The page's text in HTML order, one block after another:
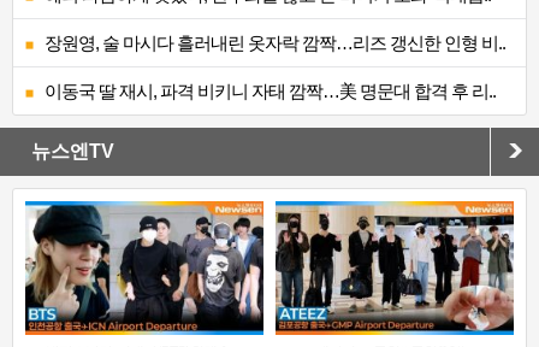
장원영, 술 마시다 흘러내린 옷자락 깜짝…리즈 갱신한 인형 비..
이동국 딸 재시, 파격 비키니 자태 깜짝…美 명문대 합격 후 리..
뉴스엔TV